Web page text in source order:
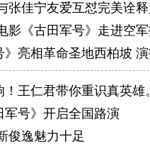
张佳宁友爱互怼完美诠
影《古田军号》走进空
亮相革命圣地西柏坡
！王仁君带你重识真英雄
号》开启全国路演
俊逸魅力十足